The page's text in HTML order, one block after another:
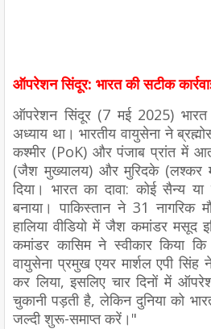
ऑपरेशन सिंदूर: भारत की सटीक
ऑपरेशन सिंदूर (7 मई 2025) भारत
अध्याय था। भारतीय वायुसेना ने
कश्मीर (PoK) और पंजाब प्रांत में
(जैश मुख्यालय) और मुरिदके (लश्कर
दिया। भारत का दावा: कोई सैन्य या
बनाया। पाकिस्तान ने 31 नागरिक
हालिया वीडियो में जैश कमांडर मसूद
कमांडर कासिम ने स्वीकार किया
वायुसेना प्रमुख एयर मार्शल एपी सिंह
कर लिया, इसलिए चार दिनों में
चुकानी पड़ती है, लेकिन दुनिया को
जल्दी शुरू-समाप्त करें।"